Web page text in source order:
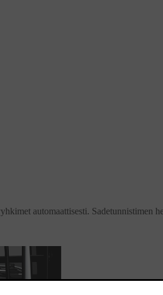
automaattisesti. Sadetunnistimen